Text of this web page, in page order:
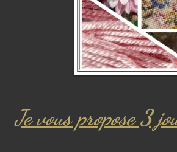
Je vous propose 3